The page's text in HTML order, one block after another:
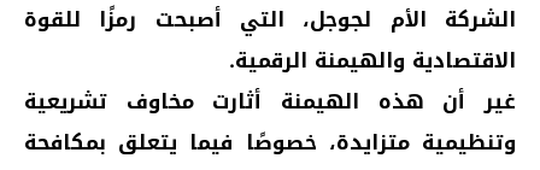
الشركة الأم لجوجل، التي أصبحت رمزًا للقوة
الاقتصادية والهيمنة الرقمية.
غير أن هذه الهيمنة أثارت مخاوف تشريعية
وتنظيمية متزايدة، خصوصًا فيما يتعلق بمكافحة